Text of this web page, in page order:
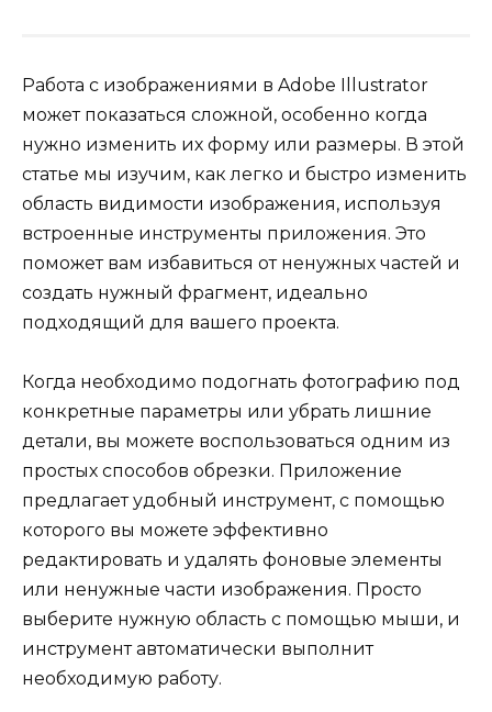
Работа с изображениями в Adobe Illustrator
может показаться сложной, особенно когда
нужно изменить их форму или размеры. В этой
статье мы изучим, как легко и быстро изменить
область видимости изображения, используя
встроенные инструменты приложения. Это
поможет вам избавиться от ненужных частей и
создать нужный фрагмент, идеально
подходящий для вашего проекта.
Когда необходимо подогнать фотографию под
конкретные параметры или убрать лишние
детали, вы можете воспользоваться одним из
простых способов обрезки. Приложение
предлагает удобный инструмент, с помощью
которого вы можете эффективно
редактировать и удалять фоновые элементы
или ненужные части изображения. Просто
выберите нужную область с помощью мыши, и
инструмент автоматически выполнит
необходимую работу.